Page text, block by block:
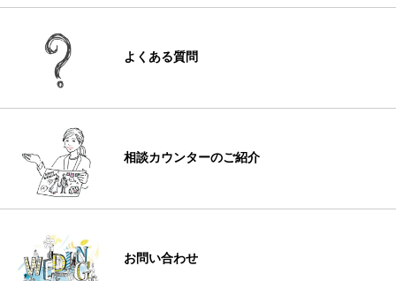
よくある質問
相談カウンターのご紹介
お問い合わせ